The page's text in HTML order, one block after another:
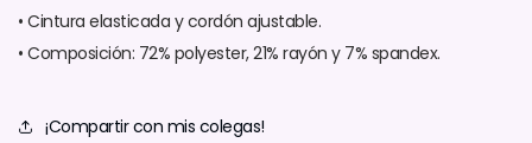
• Cintura elasticada y cordón ajustable.
• Composición: 72% polyester, 21% rayón y 7% spandex.
¡Compartir con mis colegas!